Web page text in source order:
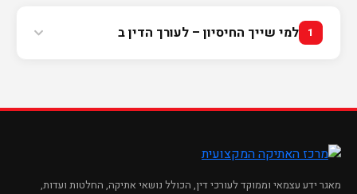
1 למי שייך החיסיון – לעורך הדין ב
מאגר ידע עצמאי וממוקד לעורכי דין, הכולל נושאי אתיקה, החלטות ועדות,